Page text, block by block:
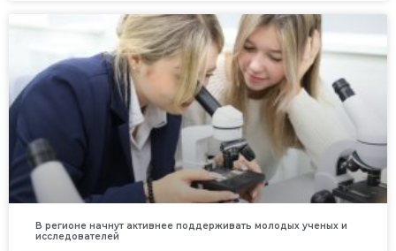
В регионе начнут активнее поддерживать молодых ученых и
исследователей